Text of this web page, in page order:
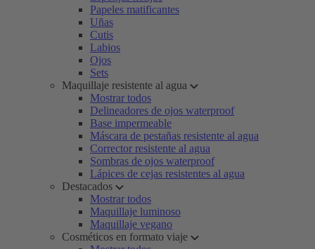
Papeles matificantes
Uñas
Cutis
Labios
Ojos
Sets
Maquillaje resistente al agua
Mostrar todos
Delineadores de ojos waterproof
Base impermeable
Máscara de pestañas resistente al agua
Corrector resistente al agua
Sombras de ojos waterproof
Lápices de cejas resistentes al agua
Destacados
Mostrar todos
Maquillaje luminoso
Maquillaje vegano
Cosméticos en formato viaje